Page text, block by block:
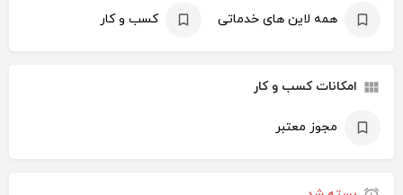
همه لاین های خدماتی کسب و کار
امکانات کسب و کار
مجوز معتبر